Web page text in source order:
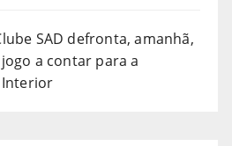
SAD defronta, amanhã,
a contar para a
Interior